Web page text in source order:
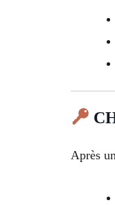
Après